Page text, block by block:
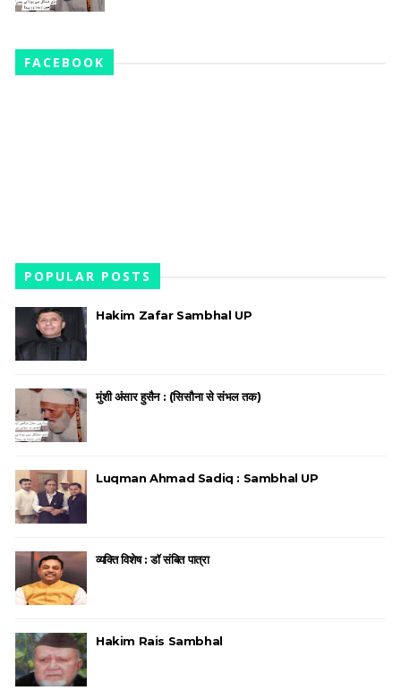
FACEBOOK
POPULAR POSTS
Hakim Zafar Sambhal UP
मुंशी अंसार हुसैन : (सिसौना से संभल तक)
Luqman Ahmad Sadiq : Sambhal UP
व्यक्ति विशेष : डॉ संबित पात्रा
Hakim Rais Sambhal